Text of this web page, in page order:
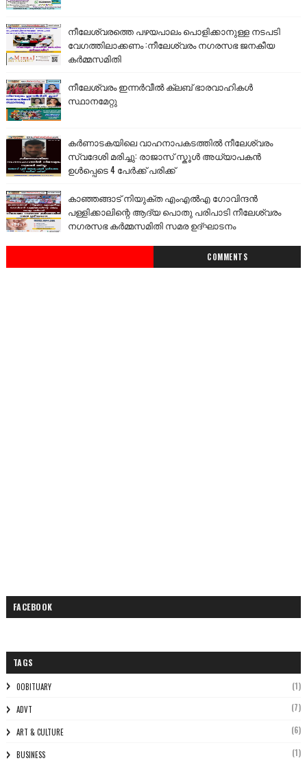
നീലേശ്വരത്തെ പഴയപാലം പൊളിക്കാനുള്ള നടപടി
വേഗത്തിലാക്കണം :നീലേശ്വരം നഗരസഭ ജനകീയ
കർമ്മസമിതി
നീലേശ്വരം ഇന്നർവീൽ ക്ലബ് ഭാരവാഹികൾ
സ്ഥാനമേറ്റു
കർണാടകയിലെ വാഹനാപകടത്തിൽ നീലേശ്വരം
സ്വദേശി മരിച്ചു: രാജാസ് സ്കൂൾ അധ്യാപകൻ
ഉൾപ്പെടെ 4 പേർക്ക് പരിക്ക്
കാഞ്ഞങ്ങാട് നിയുക്ത എംഎൽഎ ഗോവിന്ദൻ
പള്ളിക്കാലിന്റെ ആദ്യ പൊതു പരിപാടി നീലേശ്വരം
നഗരസഭ കർമ്മസമിതി സമര ഉദ്ഘാടനം
COMMENTS
FACEBOOK
TAGS
0OBITUARY (1)
ADVT (7)
ART & CULTURE (6)
BUSINESS (1)